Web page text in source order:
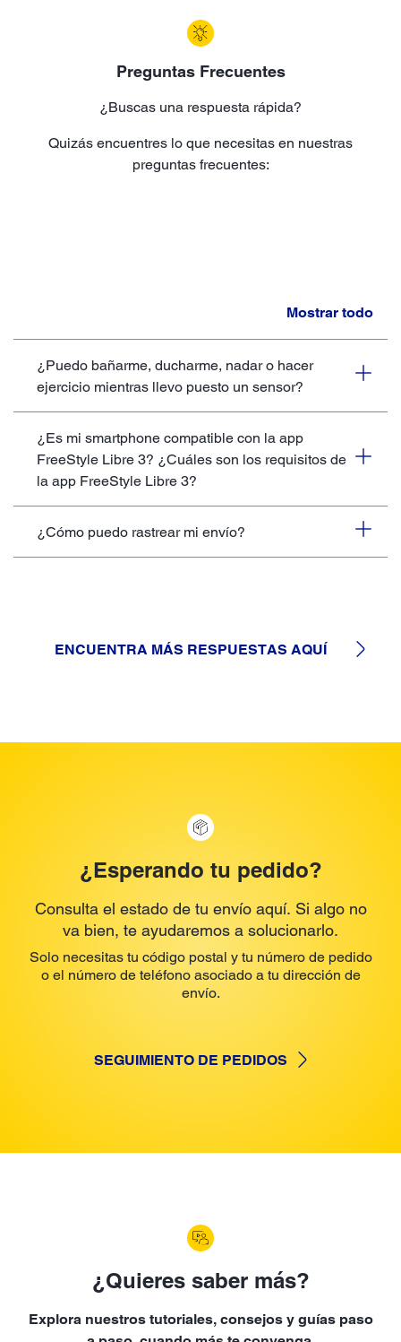
Preguntas Frecuentes
¿Buscas una respuesta rápida?
Quizás encuentres lo que necesitas en nuestras
preguntas frecuentes:
Mostrar todo
¿Puedo bañarme, ducharme, nadar o hacer
ejercicio mientras llevo puesto un sensor?
¿Es mi smartphone compatible con la app
FreeStyle Libre 3? ¿Cuáles son los requisitos de
la app FreeStyle Libre 3?
¿Cómo puedo rastrear mi envío?
ENCUENTRA MÁS RESPUESTAS AQUÍ
¿Esperando tu pedido?
Consulta el estado de tu envío aquí. Si algo no
va bien, te ayudaremos a solucionarlo.
Solo necesitas tu código postal y tu número de pedido
o el número de teléfono asociado a tu dirección de
envío.
SEGUIMIENTO DE PEDIDOS
¿Quieres saber más?
Explora nuestros tutoriales, consejos y guías paso